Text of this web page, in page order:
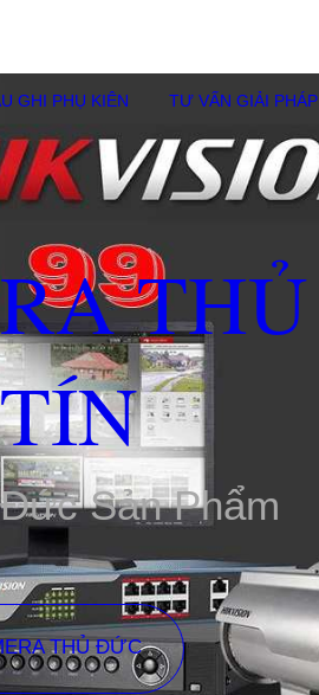
GHI PHỤ KIÊN TƯ VẤN GIẢI PHÁP
THỦ
Sản Phẩm
THỦ ĐỨC